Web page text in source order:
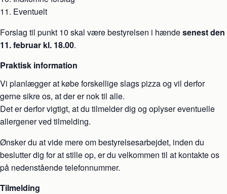
Eventuelt
Forslag til punkt 10 skal være bestyrelsen i hændesenest den
11. februar kl. 18.00.
Praktisk information
Vi planlægger at købe forskellige slags pizza og vil derfor
gerne sikre os, at der er nok til alle.
Det er derfor vigtigt, at du tilmelder dig og oplyser eventuelle
allergener ved tilmelding.
Ønsker du at vide mere om bestyrelsesarbejdet, inden du
beslutter dig for at stille op, er du velkommen til at kontakte os
på nedenstående telefonnummer.
Tilmelding